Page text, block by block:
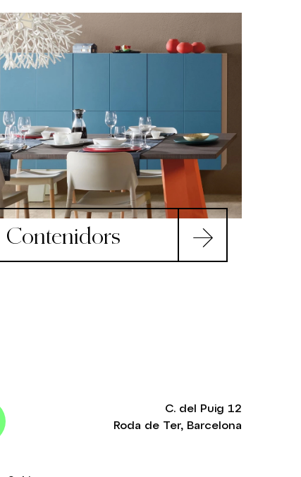
Contenidors
C. del Puig 12
Roda de Ter, Barcelona